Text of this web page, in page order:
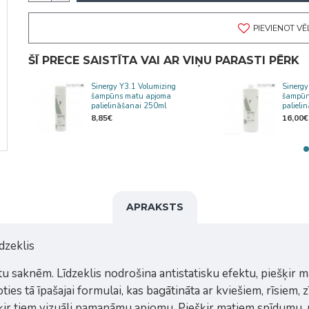
PIEVIENOT
ŠĪ PRECE SAISTĪTA VAI AR VIŅU PARASTI PĒRK
Sinergy Y3.1 Volumizing
šampūns matu apjoma
palielināšanai 250ml
8,85€ 16,00€
APRAKSTS
saknēm. Līdzeklis nodrošina antistatisku efektu, piešķir
tā īpašajai formulai, kas bagātināta ar kviešiem,